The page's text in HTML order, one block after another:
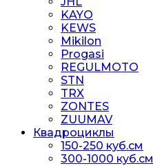
KAYO
KEWS
Mikilon
Progasi
REGULMOTO
STN
TRX
ZONTES
ZUUMAV
Квадроциклы
150-250 куб.см
300-1000 куб.см